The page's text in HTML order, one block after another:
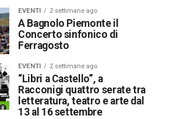
EVENTI 2 settimane ago
A Bagnolo Piemonte il
Concerto sinfonico di
Ferragosto
EVENTI 2 settimane ago
“Libri a Castello”, a
Racconigi quattro serate tra
letteratura, teatro e arte dal
13 al 16 settembre